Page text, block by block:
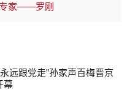
专家——罗刚
远跟党走”孙家声百梅晋京
幕